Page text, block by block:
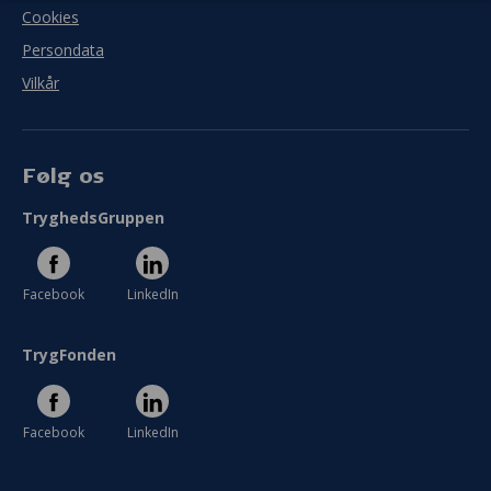
Cookies
Persondata
Vilkår
Følg os
TryghedsGruppen
Facebook LinkedIn
TrygFonden
Facebook LinkedIn